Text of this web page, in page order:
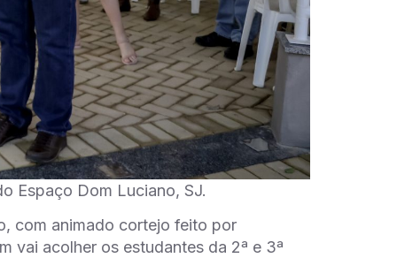
Espaço Dom Luciano, SJ.
com animado cortejo feito por
vai acolher os estudantes da 2ª e 3ª